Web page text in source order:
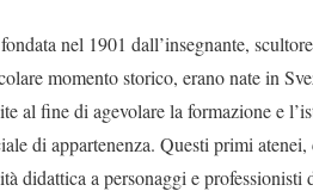
nel 1901 dall’insegnante,
momento storico, erano nate in
al fine di agevolare la formazione e
di appartenenza. Questi primi
didattica a personaggi e professionisti